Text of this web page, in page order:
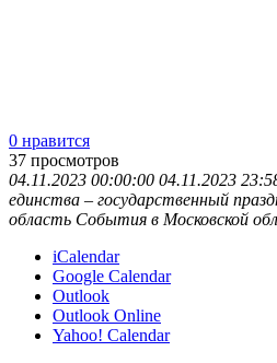
0 нравится
37 просмотров
04.11.2023 00:00:00 04.11.2023
единства – государственный
область События в Московской
iCalendar
Google Calendar
Outlook
Outlook Online
Yahoo! Calendar